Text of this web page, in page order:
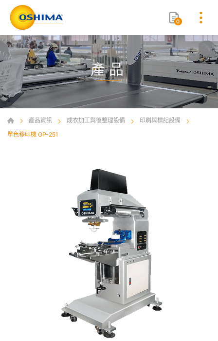
0
產品
產品資訊 成衣加工與後整理設備
印刷與標記設備
單色移印機 OP-251